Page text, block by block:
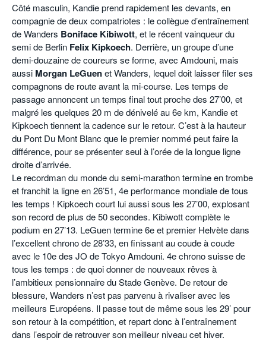
Côté masculin, Kandie prend rapidement les devants, en
compagnie de deux compatriotes : le collègue d’entraînement
de Wanders Boniface Kibiwott, et le récent vainqueur du
semi de Berlin Felix Kipkoech. Derrière, un groupe d’une
demi-douzaine de coureurs se forme, avec Amdouni, mais
aussi Morgan LeGuenet Wanders, lequel doit laisser filer ses
compagnons de route avant la mi-course. Les temps de
passage annoncent un temps final tout proche des 27’00, et
malgré les quelques 20 m de dénivelé au 6e km, Kandie et
Kipkoech tiennent la cadence sur le retour. C’est à la hauteur
du Pont Du Mont Blanc que le premier nommé peut faire la
différence, pour se présenter seul à l’orée de la longue ligne
droite d’arrivée.
Le recordman du monde du semi-marathon termine en trombe
et franchit la ligne en 26’51, 4e performance mondiale de tous
les temps ! Kipkoech court lui aussi sous les 27’00, explosant
son record de plus de 50 secondes. Kibiwott complète le
podium en 27’13. LeGuen termine 6e et premier Helvète dans
l’excellent chrono de 28’33, en finissant au coude à coude
avec le 10e des JO de Tokyo Amdouni. 4e chrono suisse de
tous les temps : de quoi donner de nouveaux rêves à
l’ambitieux pensionnaire du Stade Genève. De retour de
blessure, Wanders n’est pas parvenu à rivaliser avec les
meilleurs Européens. Il passe tout de même sous les 29’ pour
son retour à la compétition, et repart donc à l’entraînement
dans l’espoir de retrouver son meilleur niveau cet hiver.